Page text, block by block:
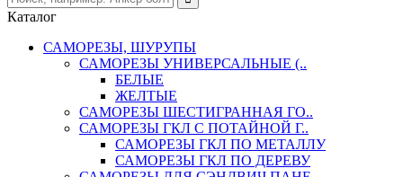
Каталог
САМОРЕЗЫ, ШУРУПЫ
САМОРЕЗЫ УНИВЕРСАЛЬНЫЕ (..
БЕЛЫЕ
ЖЕЛТЫЕ
САМОРЕЗЫ ШЕСТИГРАННАЯ ГО..
САМОРЕЗЫ ГКЛ С ПОТАЙНОЙ Г..
САМОРЕЗЫ ГКЛ ПО МЕТАЛЛУ
САМОРЕЗЫ ГКЛ ПО ДЕРЕВУ